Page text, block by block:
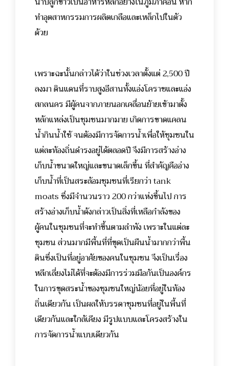
ทำอุตสาหกรรมการผลิตเกลือและเหล็กไปในตัว
ด้วย
เพราะฉะนั้นกล่าวได้ว่าในช่วงเวลาตั้งแต่ 2,500 ปี
ลงมา ดินแดนที่ราบสูงอีสานทั้งแอ่งโคราชและแอ่ง
สกลนคร มีผู้คนจากภายนอกเคลื่อนย้ายเข้ามาตั้ง
หลักแหล่งเป็นชุมชนมากมาย เกิดการขาดแคลน
น้ำกินน้ำใช้ จนต้องมีการจัดการน้ำเพื่อให้ชุมชนใน
แต่ละท้องถิ่นดำรงอยู่ได้ตลอดปี จึงมีการสร้างอ่าง
เก็บน้ำขนาดใหญ่และขนาดเล็กขึ้น ที่สำคัญคืออ่าง
เก็บน้ำที่เป็นสระล้อมชุมชนที่เรียกว่า tank
moats ซึ่งมีจำนวนราว 200 กว่าแห่งขึ้นไป การ
สร้างอ่างเก็บน้ำดังกล่าวเป็นสิ่งที่เหลือกำลังของ
ผู้คนในชุมชนที่จะทำขึ้นตามลำพัง เพราะในแต่ละ
ชุมชน ส่วนมากมีพื้นที่ที่ขุดเป็นผืนน้ำมากกว่าพื้น
ดินซึ่งเป็นที่อยู่อาศัยของคนในชุมชน จึงเป็นเรื่อง
หลีกเลี่ยงไม่ได้ที่จะต้องมีการร่วมมือกันเป็นองค์กร
ในการขุดสระน้ำของชุมชนใหญ่น้อยที่อยู่ในท้อง
ถิ่นเดียวกัน เป็นผลให้บรรดาชุมชนที่อยู่ในพื้นที่
เดียวกันและใกล้เคียง มีรูปแบบและโครงสร้างใน
การจัดการน้ำแบบเดียวกัน